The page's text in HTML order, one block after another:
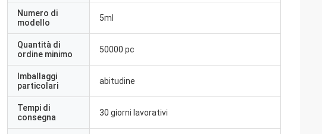
Numero di
modello
5ml
Quantità di
ordine minimo
50000 pc
Imballaggi
particolari
abitudine
Tempi di
consegna
30 giorni lavorativi